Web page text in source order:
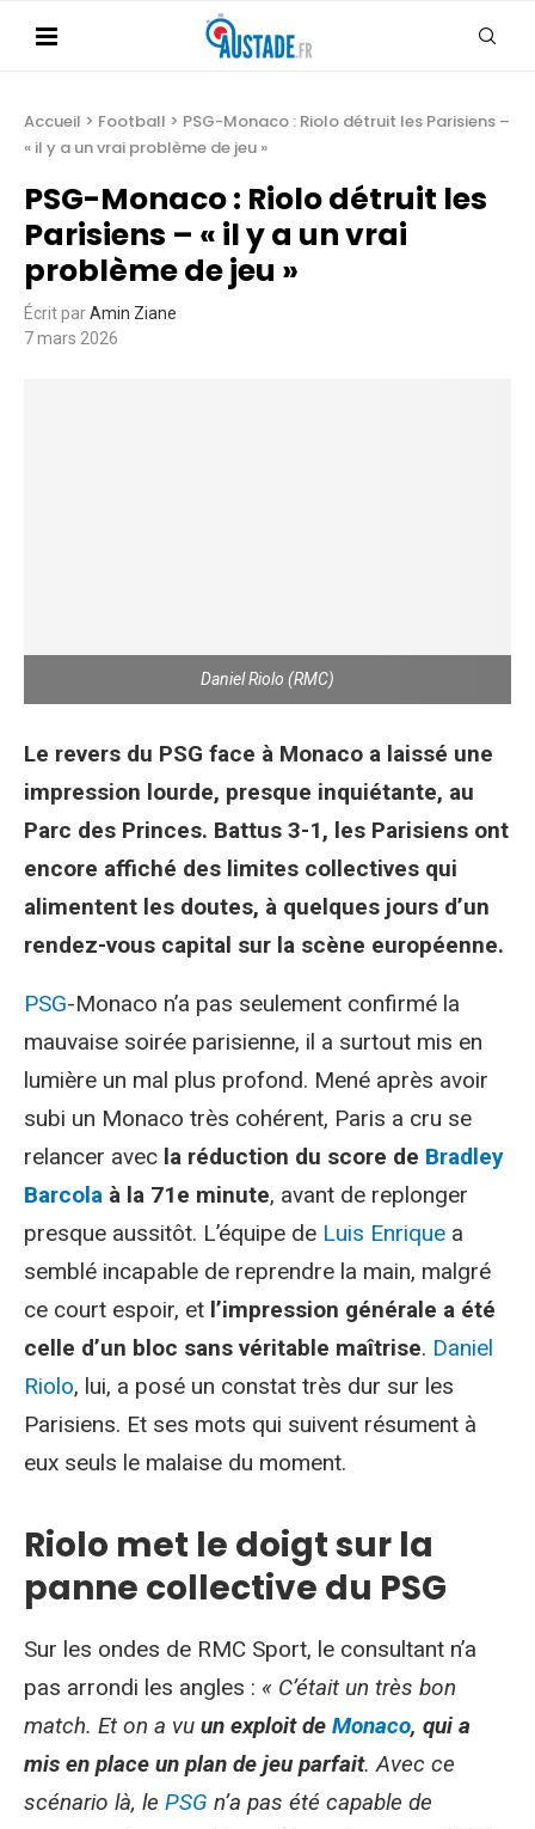
Accueil > Football > PSG-Monaco : Riolo détruit les Parisiens –
« il y a un vrai problème de jeu »
PSG-Monaco : Riolo détruit les
Parisiens – « il y a un vrai
problème de jeu »
Écrit parAmin Ziane
7 mars 2026
Daniel Riolo (RMC)
Le revers du PSG face à Monaco a laissé une
impression lourde, presque inquiétante, au
Parc des Princes. Battus 3-1, les Parisiens ont
encore affiché des limites collectives qui
alimentent les doutes, à quelques jours d’un
rendez-vous capital sur la scène européenne.
PSG-Monaco n’a pas seulement confirmé la
mauvaise soirée parisienne, il a surtout mis en
lumière un mal plus profond. Mené après avoir
subi un Monaco très cohérent, Paris a cru se
relancer avec la réduction du score de Bradley
Barcola à la 71e minute, avant de replonger
presque aussitôt. L’équipe de Luis Enrique a
semblé incapable de reprendre la main, malgré
ce court espoir, et l’impression générale a été
celle d’un bloc sans véritable maîtrise. Daniel
Riolo, lui, a posé un constat très dur sur les
Parisiens. Et ses mots qui suivent résument à
eux seuls le malaise du moment.
Riolo met le doigt sur la
panne collective du PSG
Sur les ondes de RMC Sport, le consultant n’a
pas arrondi les angles : « C’était un très bon
match. Et on a vu un exploit de Monaco, qui a
mis en place un plan de jeu parfait. Avec ce
scénario là, le PSG n’a pas été capable de